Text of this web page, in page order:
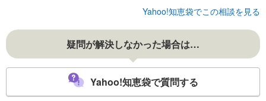
Yahoo!知恵袋でこの相談を見る
疑問が解決しなかった場合は…
Yahoo!知恵袋で質問する